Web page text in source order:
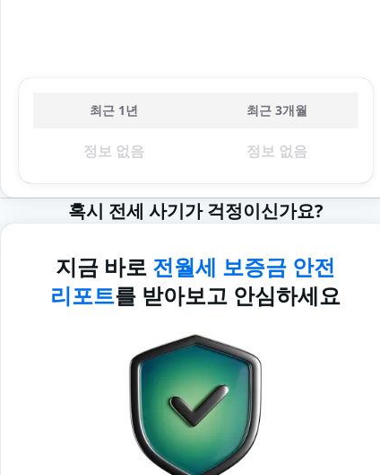
최근 1년 최근 3개월
정보 없음 정보 없음
혹시 전세 사기가 걱정이신가요?
지금 바로 전월세 보증금 안전
리포트를 받아보고 안심하세요